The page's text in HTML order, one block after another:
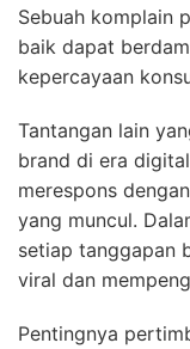
Sebuah komplain
baik dapat
kepercayaan
Tantangan lain
brand di era
merespons
yang muncul.
setiap tanggapan
viral dan
Pentingnya